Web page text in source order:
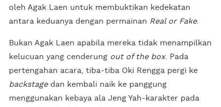
oleh Agak Laen untuk membuktikan kedekatan
antara keduanya dengan permainan Real or Fake.
Bukan Agak Laen apabila mereka tidak menampilkan
kelucuan yang cenderung out of the box. Pada
pertengahan acara, tiba-tiba Oki Rengga pergi ke
backstagedan kembali naik ke panggung
menggunakan kebaya ala Jeng Yah-karakter pada